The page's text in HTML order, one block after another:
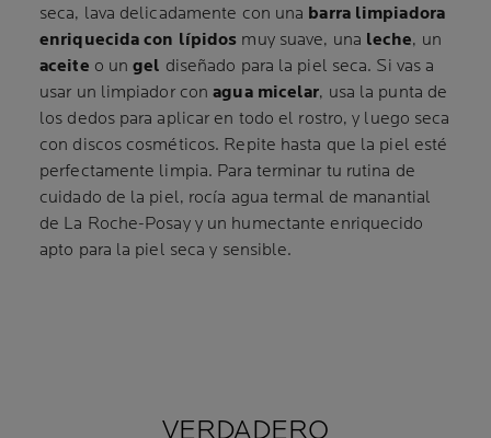
seca, lava delicadamente con una barra limpiadora
enriquecida con lípidos muy suave, una leche, un
aceite o ungel diseñado para la piel seca. Si vas a
usar un limpiador conagua micelar, usa la punta de
los dedos para aplicar en todo el rostro, y luego seca
con discos cosméticos. Repite hasta que la piel esté
perfectamente limpia. Para terminar tu rutina de
cuidado de la piel, rocía agua termal de manantial
de La Roche-Posay y un humectante enriquecido
apto para la piel seca y sensible.
VERDADERO